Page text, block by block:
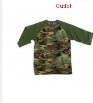
Outlet